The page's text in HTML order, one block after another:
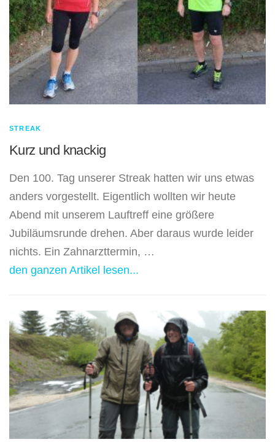
STREAK
Kurz und knackig
Den 100. Tag unserer Streak hatten wir uns etwas
anders vorgestellt. Eigentlich wollten wir heute
Abend mit unserem Lauftreff eine größere
Jubiläumsrunde drehen. Aber daraus wurde leider
nichts. Ein Zahnarzttermin, …
den ganzen Artikel lesen...